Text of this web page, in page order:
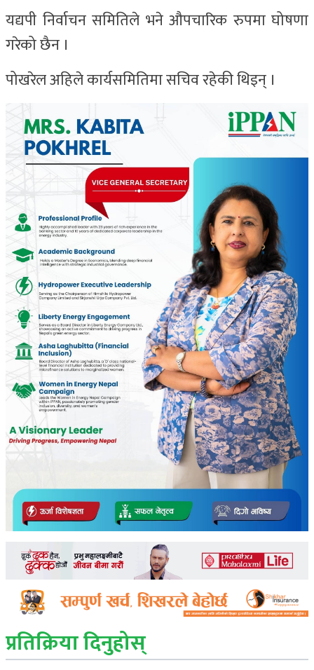
यद्यपी निर्वाचन समितिले भने औपचारिक रुपमा घोषणा
गरेको छैन ।
पोखरेल अहिले कार्यसमितिमा सचिव रहेकी थिइन् ।
प्रतिक्रिया दिनुहोस्